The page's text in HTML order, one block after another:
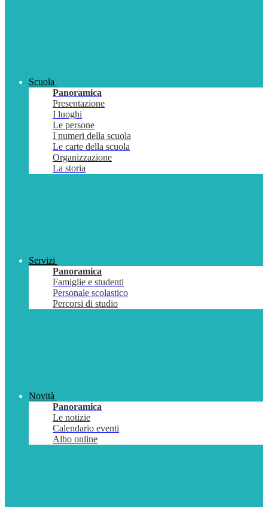
Scuola
Panoramica
Presentazione
I luoghi
Le persone
I numeri della scuola
Le carte della scuola
Organizzazione
La storia
Servizi
Panoramica
Famiglie e studenti
Personale scolastico
Percorsi di studio
Novità
Panoramica
Le notizie
Calendario eventi
Albo online